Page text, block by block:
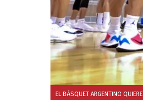
EL BÁSQUET ARGENTINO